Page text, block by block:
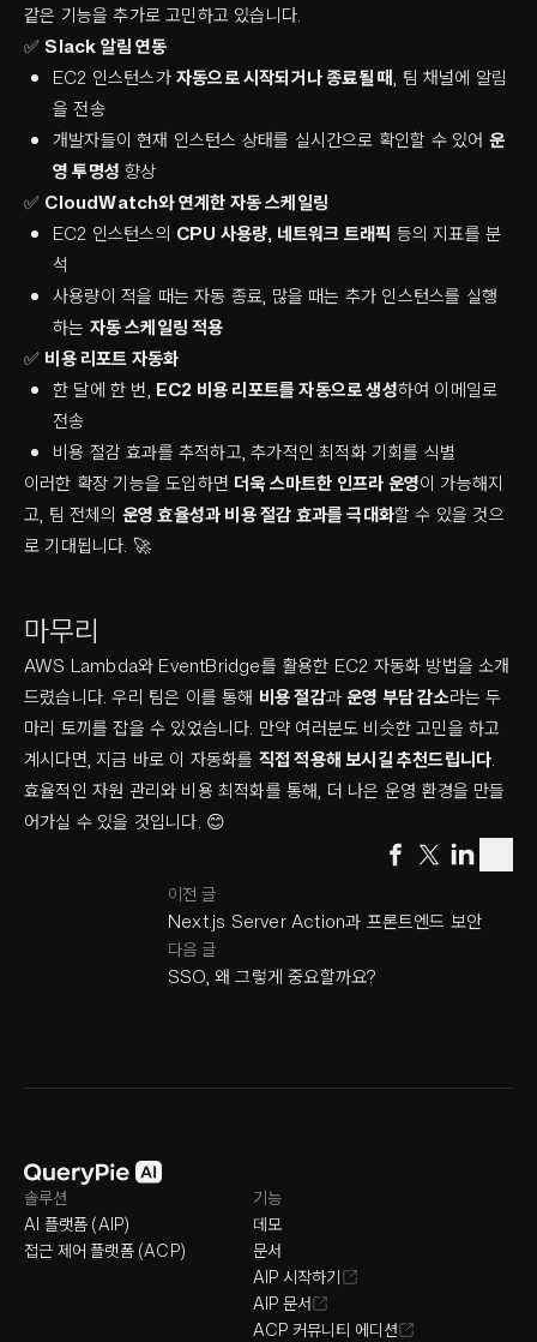
같은 기능을 추가로 고민하고 있습니다.
✅ Slack 알림 연동
EC2 인스턴스가자동으로 시작되거나 종료될 때, 팀 채널에 알림
을 전송
개발자들이 현재 인스턴스 상태를 실시간으로 확인할 수 있어 운
영 투명성 향상
✅ CloudWatch와 연계한 자동 스케일링
EC2 인스턴스의 CPU 사용량, 네트워크 트래픽 등의 지표를 분
석
사용량이 적을 때는 자동 종료, 많을 때는 추가 인스턴스를 실행
하는 자동 스케일링 적용
✅ 비용 리포트 자동화
한 달에 한 번, EC2 비용 리포트를 자동으로 생성하여 이메일로
전송
비용 절감 효과를 추적하고, 추가적인 최적화 기회를 식별
이러한 확장 기능을 도입하면 더욱 스마트한 인프라 운영이 가능해지
고, 팀 전체의 운영 효율성과 비용 절감 효과를 극대화할 수 있을 것으
로 기대됩니다. 🚀
마무리
AWS Lambda와 EventBridge를 활용한 EC2 자동화 방법을 소개
드렸습니다. 우리 팀은 이를 통해 비용 절감과운영 부담 감소라는 두
마리 토끼를 잡을 수 있었습니다. 만약 여러분도 비슷한 고민을 하고
계시다면, 지금 바로 이 자동화를 직접 적용해 보시길 추천드립니다.
효율적인 자원 관리와 비용 최적화를 통해, 더 나은 운영 환경을 만들
어가실 수 있을 것입니다. 😊
이전 글
Next.js Server Action과 프론트엔드 보안
다음 글
SSO, 왜 그렇게 중요할까요?
솔루션
AI 플랫폼 (AIP)
접근 제어 플랫폼 (ACP)
기능
데모
문서
AIP 시작하기
AIP 문서
ACP 커뮤니티 에디션